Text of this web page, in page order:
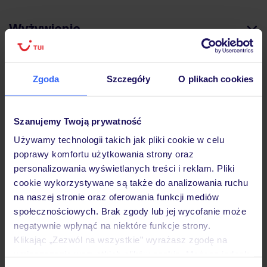
Zgoda Szczegóły O plikach cookies
Szanujemy Twoją prywatność
Używamy technologii takich jak pliki cookie w celu
poprawy komfortu użytkowania strony oraz
personalizowania wyświetlanych treści i reklam. Pliki
cookie wykorzystywane są także do analizowania ruchu
na naszej stronie oraz oferowania funkcji mediów
społecznościowych. Brak zgody lub jej wycofanie może
negatywnie wpłynąć na niektóre funkcje strony.
Klikając „Zezwól na wszystkie” wyrażasz zgodę na
Wyżywienie
Atrakcje
Ważne informacje
Często zadawane pytania
Jak zmienić uczestników/osobę zgłaszającą?
Czy w Hotelu będzie przedstawiciel TUI?
Na jakiej podstawie i gdzie otrzymam karty
pokładowe/bilety lotnicze?